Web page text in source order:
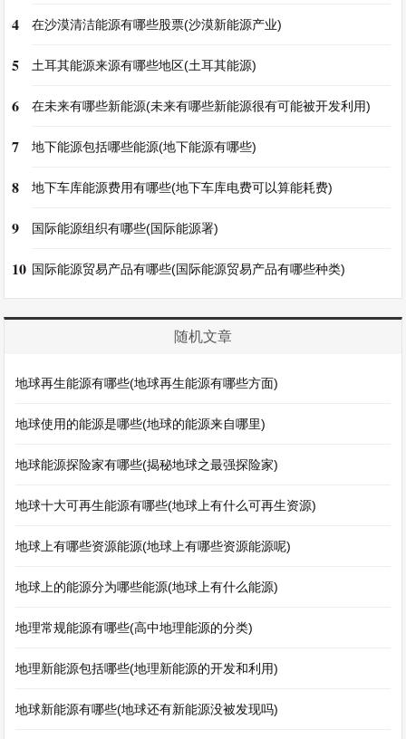
4 在沙漠清洁能源有哪些股票(沙漠新能源产业)
5 土耳其能源来源有哪些地区(土耳其能源)
6 在未来有哪些新能源(未来有哪些新能源很有可能被开发利用)
7 地下能源包括哪些能源(地下能源有哪些)
8 地下车库能源费用有哪些(地下车库电费可以算能耗费)
9 国际能源组织有哪些(国际能源署)
10 国际能源贸易产品有哪些(国际能源贸易产品有哪些种类)
随机文章
地球再生能源有哪些(地球再生能源有哪些方面)
地球使用的能源是哪些(地球的能源来自哪里)
地球能源探险家有哪些(揭秘地球之最强探险家)
地球十大可再生能源有哪些(地球上有什么可再生资源)
地球上有哪些资源能源(地球上有哪些资源能源呢)
地球上的能源分为哪些能源(地球上有什么能源)
地理常规能源有哪些(高中地理能源的分类)
地理新能源包括哪些(地理新能源的开发和利用)
地球新能源有哪些(地球还有新能源没被发现吗)